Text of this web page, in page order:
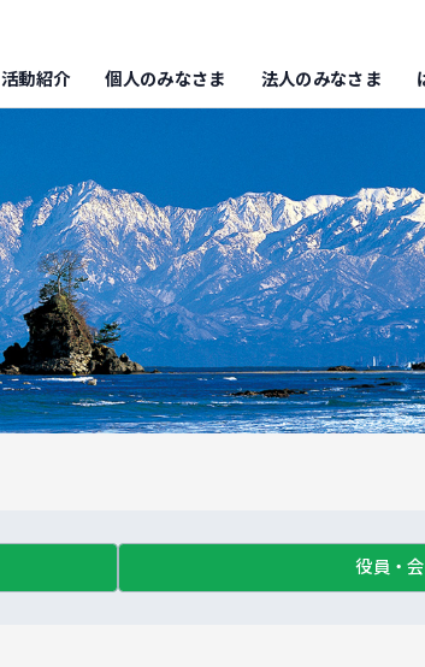
活動紹介 個人のみなさま 法人のみなさま
役員・